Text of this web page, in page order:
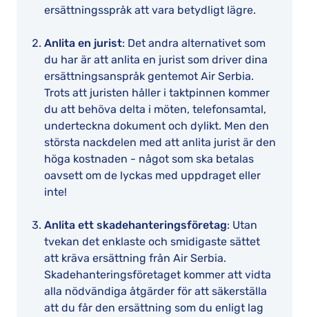
ersättningsspråk att vara betydligt lägre.
Anlita en jurist: Det andra alternativet som
du har är att anlita en jurist som driver dina
ersättningsanspråk gentemot Air Serbia.
Trots att juristen håller i taktpinnen kommer
du att behöva delta i möten, telefonsamtal,
underteckna dokument och dylikt. Men den
största nackdelen med att anlita jurist är den
höga kostnaden - något som ska betalas
oavsett om de lyckas med uppdraget eller
inte!
Anlita ett skadehanteringsföretag: Utan
tvekan det enklaste och smidigaste sättet
att kräva ersättning från Air Serbia.
Skadehanteringsföretaget kommer att vidta
alla nödvändiga åtgärder för att säkerställa
att du får den ersättning som du enligt lag